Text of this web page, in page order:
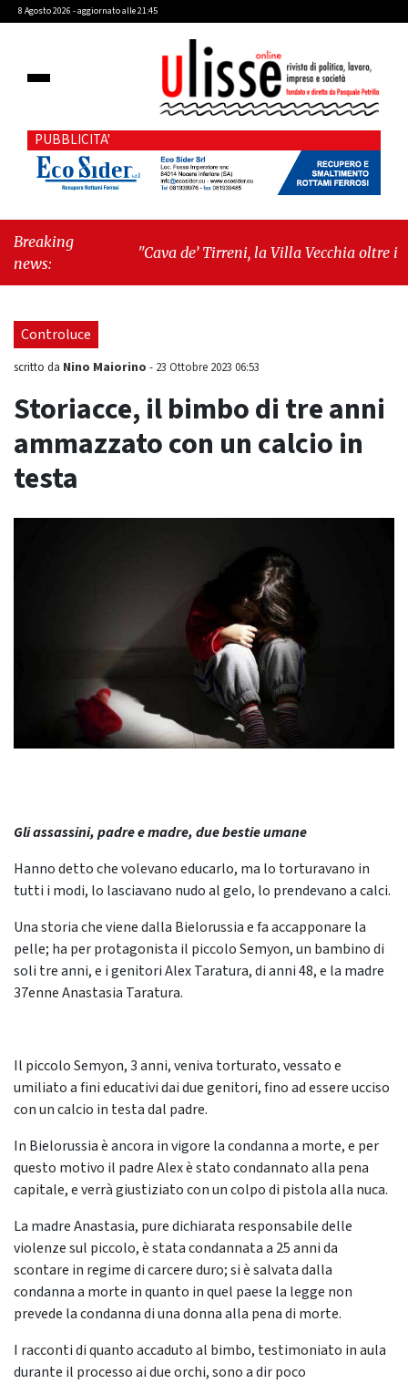
8 Agosto 2026 - aggiornato alle 21:45
PUBBLICITA'
Breaking
news:
"Cava de’ Tirreni, la Villa Vecchia oltre i
seduta consiliare: “Serve chiarezza!”"
Controluce
scritto da Nino Maiorino - 23 Ottobre 2023 06:53
Storiacce, il bimbo di tre anni
ammazzato con un calcio in
testa
Gli assassini, padre e madre, due bestie umane
Hanno detto che volevano educarlo, ma lo torturavano in
tutti i modi, lo lasciavano nudo al gelo, lo prendevano a calci.
Una storia che viene dalla Bielorussia e fa accapponare la
pelle; ha per protagonista il piccolo Semyon, un bambino di
soli tre anni, e i genitori Alex Taratura, di anni 48, e la madre
37enne Anastasia Taratura.
Il piccolo Semyon, 3 anni, veniva torturato, vessato e
umiliato a fini educativi dai due genitori, fino ad essere ucciso
con un calcio in testa dal padre.
In Bielorussia è ancora in vigore la condanna a morte, e per
questo motivo il padre Alex è stato condannato alla pena
capitale, e verrà giustiziato con un colpo di pistola alla nuca.
La madre Anastasia, pure dichiarata responsabile delle
violenze sul piccolo, è stata condannata a 25 anni da
scontare in regime di carcere duro; si è salvata dalla
condanna a morte in quanto in quel paese la legge non
prevede la condanna di una donna alla pena di morte.
I racconti di quanto accaduto al bimbo, testimoniato in aula
durante il processo ai due orchi, sono a dir poco